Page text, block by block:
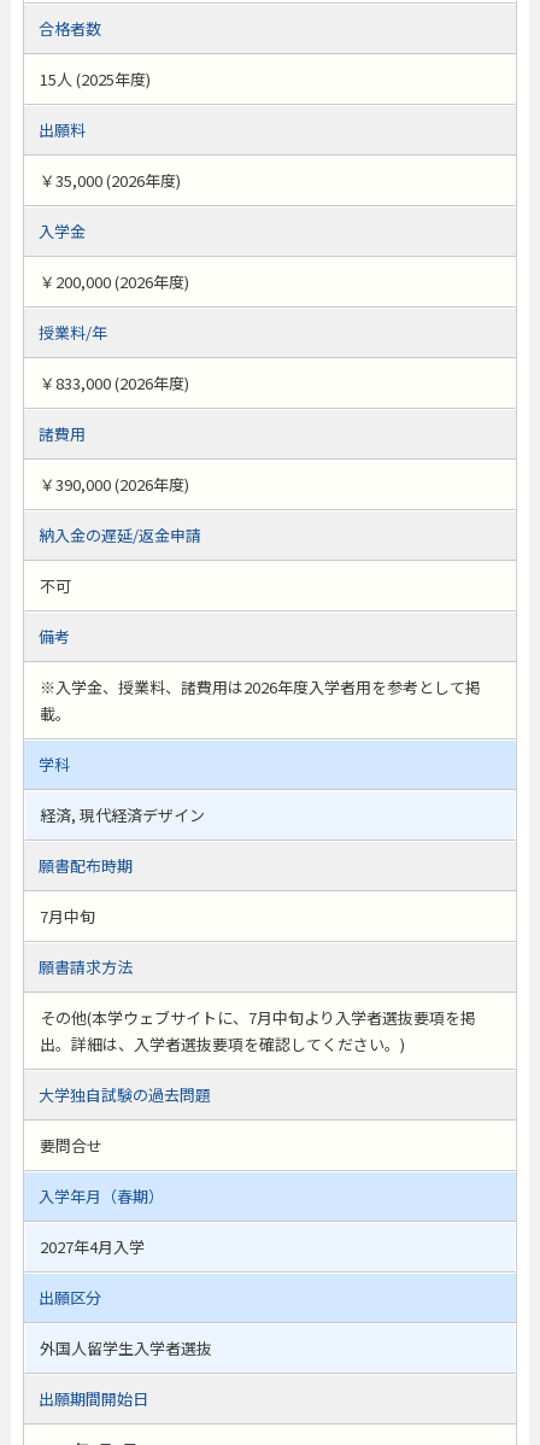
合格者数
15人 (2025年度)
出願料
￥35,000 (2026年度)
入学金
￥200,000 (2026年度)
授業料/年
￥833,000 (2026年度)
諸費用
￥390,000 (2026年度)
納入金の遅延/返金申請
不可
備考
※入学金、授業料、諸費用は2026年度入学者用を参考として掲
載。
学科
経済, 現代経済デザイン
願書配布時期
7月中旬
願書請求方法
その他(本学ウェブサイトに、7月中旬より入学者選抜要項を掲
出。詳細は、入学者選抜要項を確認してください。)
大学独自試験の過去問題
要問合せ
入学年月（春期）
2027年4月入学
出願区分
外国人留学生入学者選抜
出願期間開始日